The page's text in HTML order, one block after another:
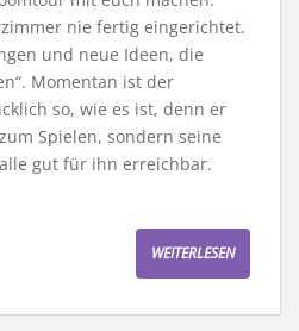
nie fertig eingerichtet.
und neue Ideen, die
Momentan ist der
so, wie es ist, denn er
Spielen, sondern seine
gut für ihn erreichbar.
WEITERLESEN